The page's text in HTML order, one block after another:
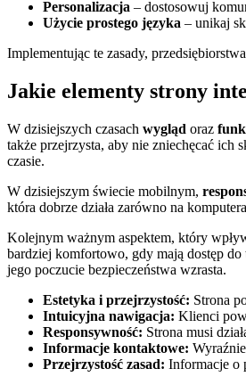
Personalizacja – dostosowuj
Użycie prostego języka – unikaj
Implementując te zasady,
Jakie elementy strony
W dzisiejszych czasach wygląd oraz
także przejrzysta, aby nie zniechęcać ich
czasie.
W dzisiejszym świecie mobilnym,
która dobrze działa zarówno na
Kolejnym ważnym aspektem, który
bardziej komfortowo, gdy mają dostęp
jego poczucie bezpieczeństwa wzrasta.
Estetyka i przejrzystość: Strona
Intuicyjna nawigacja: Klienci
Responsywność: Strona musi
Informacje kontaktowe:
Przejrzystość zasad: Informacje o